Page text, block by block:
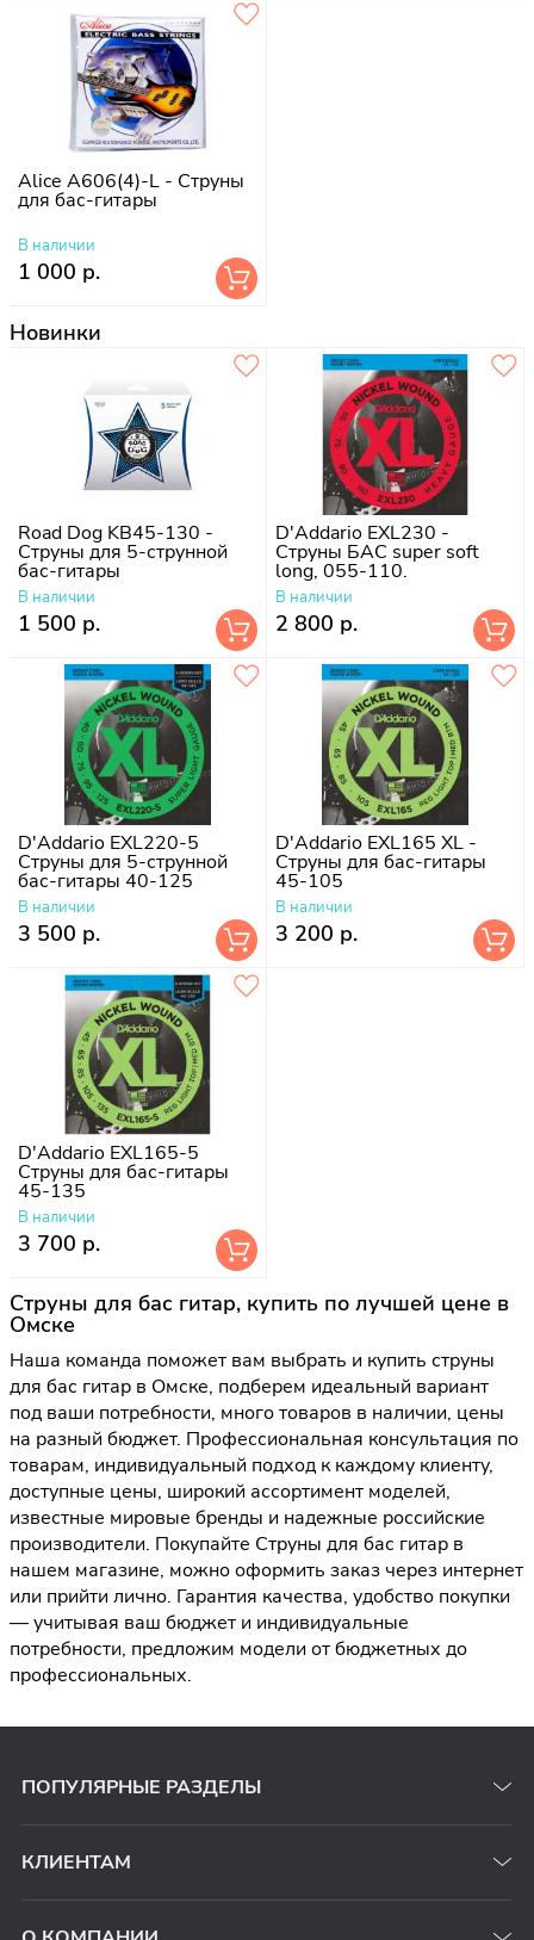
Alice A606(4)-L - Струны
для бас-гитары
В наличии
1 000 р.
Новинки
Road Dog KB45-130 -
Струны для 5-струнной
бас-гитары
В наличии
1 500 р.
D'Addario EXL230 -
Струны БАС super soft
long, 055-110.
В наличии
2 800 р.
D'Addario EXL220-5
Струны для 5-струнной
бас-гитары 40-125
В наличии
3 500 р.
D'Addario EXL165 XL -
Струны для бас-гитары
45-105
В наличии
3 200 р.
D'Addario EXL165-5
Струны для бас-гитары
45-135
В наличии
3 700 р.
Струны для бас гитар, купить по лучшей цене в
Омске
Наша команда поможет вам выбрать и купить струны
для бас гитар в Омске, подберем идеальный вариант
под ваши потребности, много товаров в наличии, цены
на разный бюджет. Профессиональная консультация по
товарам, индивидуальный подход к каждому клиенту,
доступные цены, широкий ассортимент моделей,
известные мировые бренды и надежные российские
производители. Покупайте Струны для бас гитар в
нашем магазине, можно оформить заказ через интернет
или прийти лично. Гарантия качества, удобство покупки
— учитывая ваш бюджет и индивидуальные
потребности, предложим модели от бюджетных до
профессиональных.
ПОПУЛЯРНЫЕ РАЗДЕЛЫ
КЛИЕНТАМ